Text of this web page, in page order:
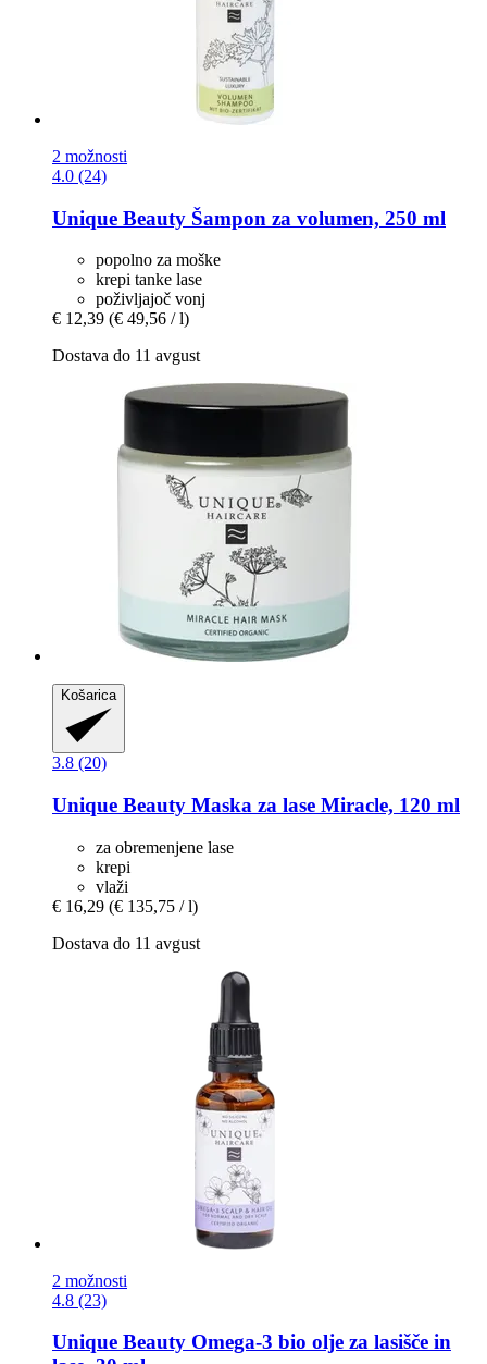
2 možnosti
4.0 (24)
Unique Beauty Šampon za volumen, 250 ml
popolno za moške
krepi tanke lase
poživljajoč vonj
€ 12,39 (€ 49,56 / l)
Dostava do 11 avgust
Košarica
3.8 (20)
Unique Beauty Maska za lase Miracle, 120 ml
za obremenjene lase
krepi
vlaži
€ 16,29 (€ 135,75 / l)
Dostava do 11 avgust
2 možnosti
4.8 (23)
Unique Beauty Omega-​3 bio olje za lasišče in